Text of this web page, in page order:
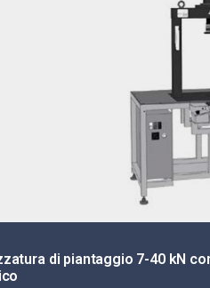
di piantaggio 7-40 kN